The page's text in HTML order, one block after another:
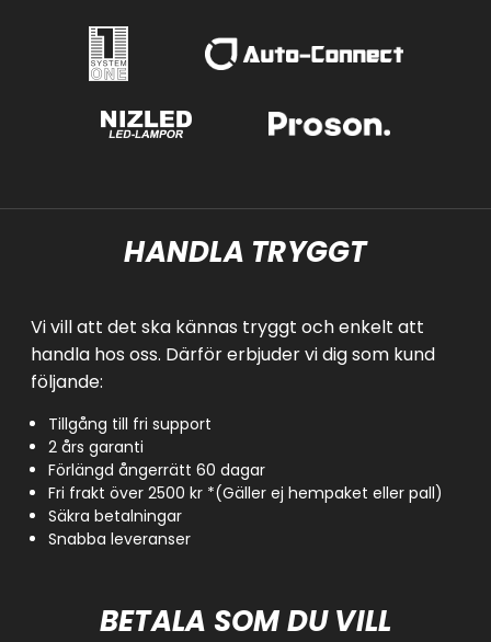
HANDLA TRYGGT
Vi vill att det ska kännas tryggt och enkelt att
handla hos oss. Därför erbjuder vi dig som kund
följande:
Tillgång till fri support
2 års garanti
Förlängd ångerrätt 60 dagar
Fri frakt över 2500 kr *(Gäller ej hempaket eller pall)
Säkra betalningar
Snabba leveranser
BETALA SOM DU VILL